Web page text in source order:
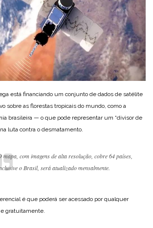
está financiando um conjunto de dados de satélite
sobre as florestas tropicais do mundo, como a
brasileira — o que pode representar um “divisor de
luta contra o desmatamento.
mapa, com imagens de alta resolução, cobre 64 países,
o Brasil, será atualizado mensalmente.
é que poderá ser acessado por qualquer
gratuitamente.